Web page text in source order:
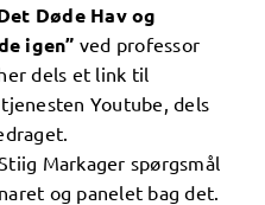
Døde Hav og
igen” ved professor
dels et link til
Youtube, dels
Markager spørgsmål
og panelet bag det.